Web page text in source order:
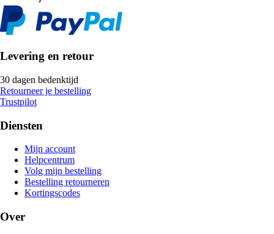
Levering en retour
30 dagen bedenktijd
Retourneer je bestelling
Trustpilot
Diensten
Mijn account
Helpcentrum
Volg mijn bestelling
Bestelling retourneren
Kortingscodes
Over